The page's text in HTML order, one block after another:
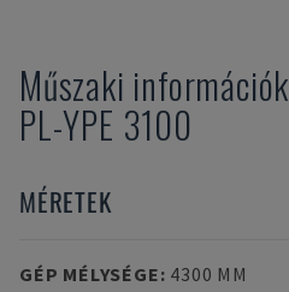
Műszaki információk
PL-YPE 3100
MÉRETEK
GÉP MÉLYSÉGE: 4300 MM